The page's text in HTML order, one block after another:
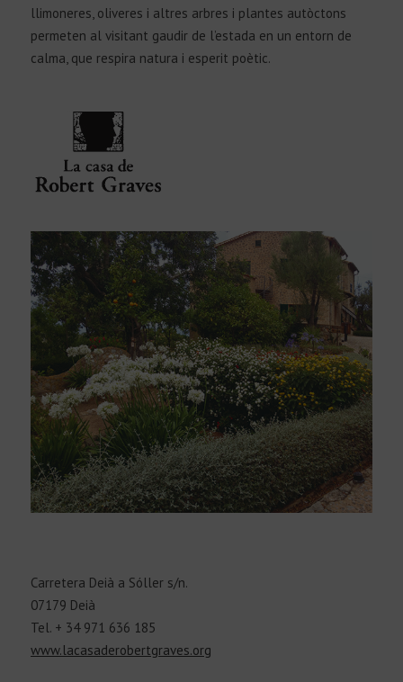
llimoneres, oliveres i altres arbres i plantes autòctons
permeten al visitant gaudir de l’estada en un entorn de
calma, que respira natura i esperit poètic.
Carretera Deià a Sóller s/n.
07179 Deià
Tel. + 34 971 636 185
www.lacasaderobertgraves.org